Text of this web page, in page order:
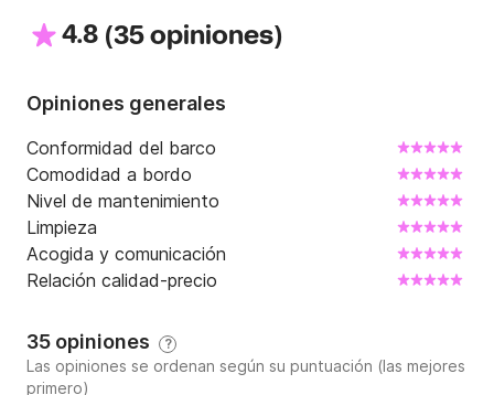
4.8 (35 opiniones)
Opiniones generales
Conformidad del barco
Comodidad a bordo
Nivel de mantenimiento
Limpieza
Acogida y comunicación
Relación calidad-precio
35 opiniones ?
Las opiniones se ordenan según su puntuación (las mejores
primero)